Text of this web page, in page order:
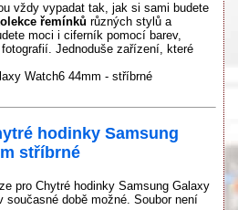
vždy vypadat tak, jak si sami budete
řemínků různých stylů a
moci i ciferník pomocí barev,
Jednoduše zařízení, které
Watch6 44mm - stříbrné
hodinky Samsung
stříbrné
pro Chytré hodinky Samsung Galaxy
současné době možné. Soubor není